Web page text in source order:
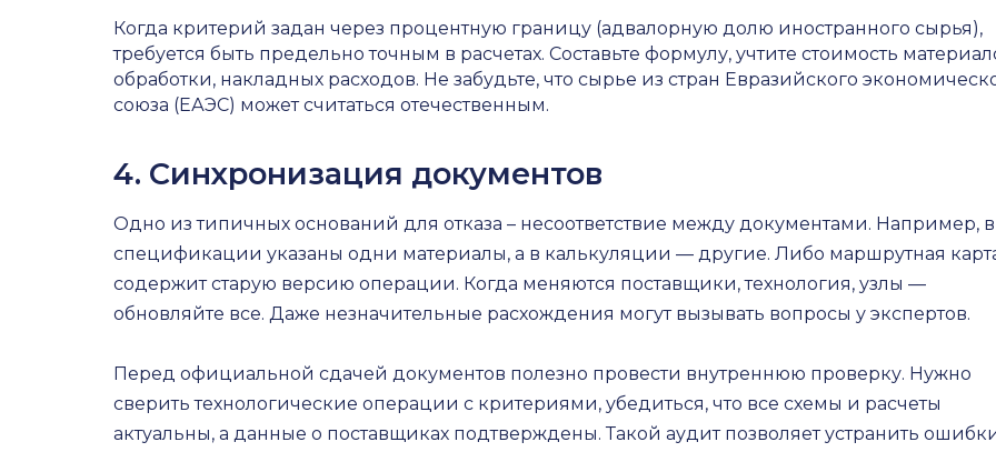
Когда критерий задан через процентную границу (адвалорную долю иностранного сырья),
требуется быть предельно точным в расчетах. Составьте формулу, учтите стоимость
обработки, накладных расходов. Не забудьте, что сырье из стран Евразийского
союза (ЕАЭС) может считаться отечественным.
4. Синхронизация документов
Одно из типичных оснований для отказа – несоответствие между документами. Например, в
спецификации указаны одни материалы, а в калькуляции — другие. Либо маршрутная
содержит старую версию операции. Когда меняются поставщики, технология, узлы —
обновляйте все. Даже незначительные расхождения могут вызывать вопросы у экспертов.
Перед официальной сдачей документов полезно провести внутреннюю проверку. Нужно
сверить технологические операции с критериями, убедиться, что все схемы и расчеты
актуальны, а данные о поставщиках подтверждены. Такой аудит позволяет устранить